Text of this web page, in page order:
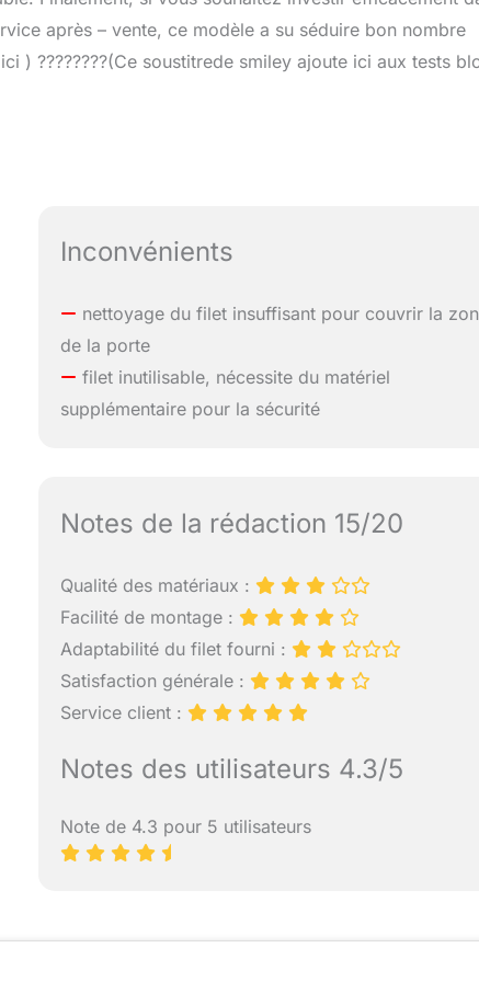
après – vente, ce modèle a su séduire bon nombre
) ????‍????(Ce soustitrede smiley ajoute ici aux tests
Inconvénients
nettoyage du filet insuffisant pour couvrir la
de la porte
filet inutilisable, nécessite du matériel
supplémentaire pour la sécurité
Notes de la rédaction 15/20
Qualité des matériaux :
Facilité de montage :
Adaptabilité du filet fourni :
Satisfaction générale :
Service client :
Notes des utilisateurs 4.3/5
Note de 4.3 pour 5 utilisateurs